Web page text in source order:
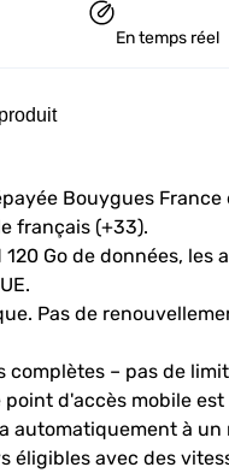
En temps réel
Bouygues
français (+33).
Go de données, les
Pas de
complètes – pas de
d'accès mobile
automatiquement à un
éligibles avec des